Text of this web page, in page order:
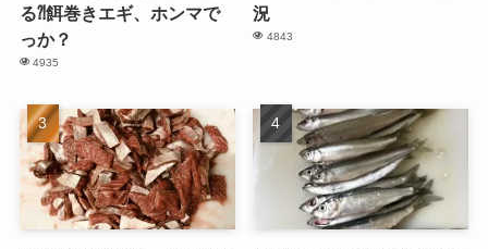
る⁈餌巻きエギ、ホンマで
っか？
4935
況
4843